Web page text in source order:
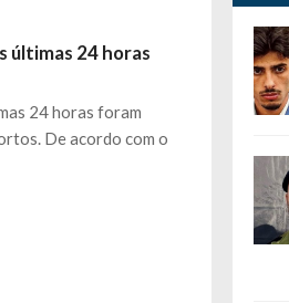
25 JANEIRO, 2026
últimas 24 horas
24 horas foram
De acordo com o